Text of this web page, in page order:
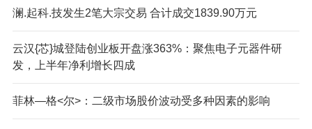
澜.起科.技发生2笔大宗交易 合计成交1839.90万元
云汉{芯}城登陆创业板开盘涨363%：聚焦电子元器件研
发，上半年净利增长四成
菲林—格<尔>：二级市场股价波动受多种因素的影响